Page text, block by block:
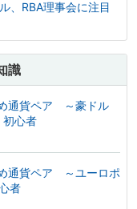
、RBA理事会に注目
識
通貨ペア ～豪ドル
心者
通貨ペア ～ユーロポ
者